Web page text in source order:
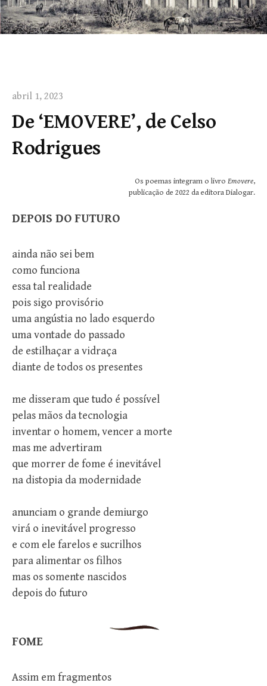
abril 1, 2023
De ‘EMOVERE’, de Celso
Rodrigues
Os poemas integram o livro Emovere,
publicação de 2022 da editora Dialogar.
DEPOIS DO FUTURO
ainda não sei bem
como funciona
essa tal realidade
pois sigo provisório
uma angústia no lado esquerdo
uma vontade do passado
de estilhaçar a vidraça
diante de todos os presentes
me disseram que tudo é possível
pelas mãos da tecnologia
inventar o homem, vencer a morte
mas me advertiram
que morrer de fome é inevitável
na distopia da modernidade
anunciam o grande demiurgo
virá o inevitável progresso
e com ele farelos e sucrilhos
para alimentar os filhos
mas os somente nascidos
depois do futuro
FOME
Assim em fragmentos